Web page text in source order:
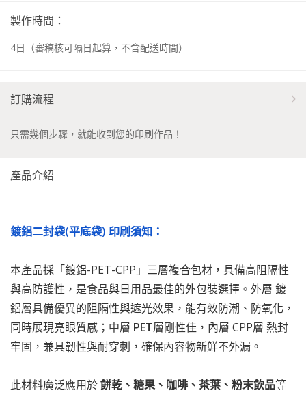
製作時間：
4日 （審稿核可隔日起算，不含配送時間）
訂購流程
只需幾個步驟，就能收到您的印刷作品！
產品介紹
鍍鋁二封袋(平底袋) 印刷須知：
本產品採「鍍鋁-PET-CPP」三層複合包材，具備高阻隔性
與高防護性，是食品與日用品最佳的外包裝選擇。外層 鍍
鋁層具備優異的阻隔性與遮光效果，能有效防潮、防氧化，
同時展現亮眼質感；中層 PET層剛性佳，內層 CPP層 熱封
牢固，兼具韌性與耐穿刺，確保內容物新鮮不外漏。
此材料廣泛應用於餅乾、糖果、咖啡、茶葉、粉末飲品等